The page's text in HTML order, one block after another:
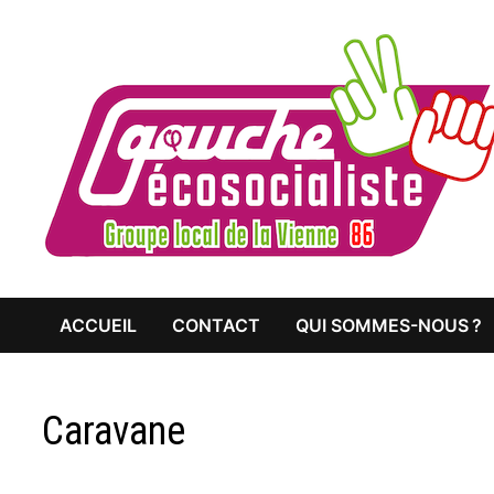
ACCUEIL CONTACT QUI SOMMES-NOUS ?
Caravane